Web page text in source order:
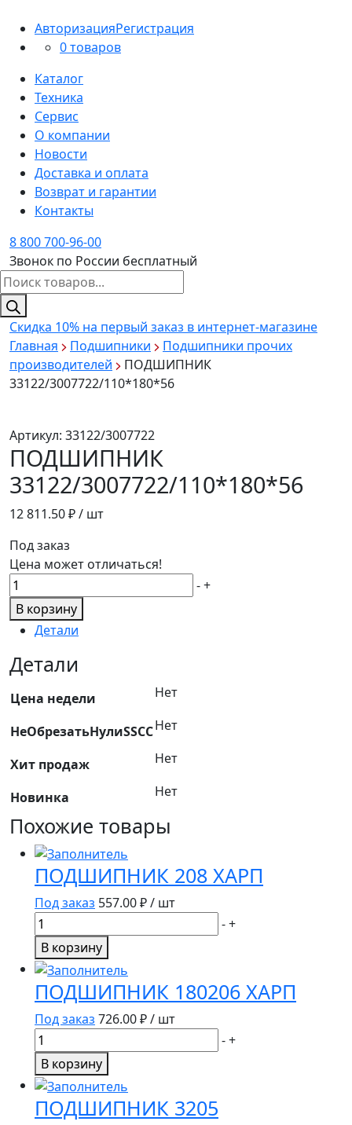
АвторизацияРегистрация
0 товаров
Каталог
Техника
Сервис
О компании
Новости
Доставка и оплата
Возврат и гарантии
Контакты
8 800 700-96-00
Звонок по России бесплатный
Поиск
товаров
Скидка 10% на первый заказ в интернет-магазине
Главная
Подшипники
Подшипники прочих
производителей
ПОДШИПНИК
33122/3007722/110*180*56
Артикул: 33122/3007722
ПОДШИПНИК
33122/3007722/110*180*56
12 811.50₽ / шт
Под заказ
Цена может отличаться!
Количество
товара
ПОДШИПНИК
33122/3007722/110*180*56
-+
В корзину
Детали
Детали
Цена недели Нет
НеОбрезатьНулиSSCCНет
Хит продаж Нет
Новинка Нет
Похожие товары
ПОДШИПНИК 208 ХАРП
Под заказ 557.00₽ / шт
Количество
товара
ПОДШИПНИК
208
ХАРП
-+
В корзину
ПОДШИПНИК 180206 ХАРП
Под заказ 726.00₽ / шт
Количество
товара
ПОДШИПНИК
180206
ХАРП
-+
В корзину
ПОДШИПНИК 3205